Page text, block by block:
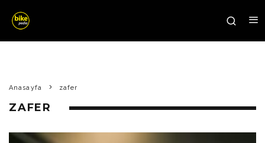
Anasayfa zafer
ZAFER